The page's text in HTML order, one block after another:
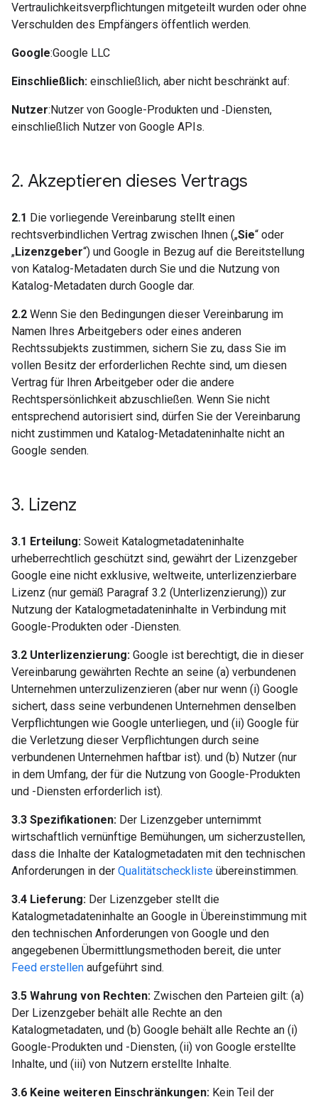
Vertraulichkeitsverpflichtungen mitgeteilt wurden oder ohne
Verschulden des Empfängers öffentlich werden.
Google:Google LLC
Einschließlich: einschließlich, aber nicht beschränkt auf:
Nutzer:Nutzer von Google-Produkten und ‐Diensten,
einschließlich Nutzer von Google APIs.
2. Akzeptieren dieses Vertrags
2.1 Die vorliegende Vereinbarung stellt einen
rechtsverbindlichen Vertrag zwischen Ihnen („Sie“ oder
„Lizenzgeber“) und Google in Bezug auf die Bereitstellung
von Katalog-Metadaten durch Sie und die Nutzung von
Katalog-Metadaten durch Google dar.
2.2 Wenn Sie den Bedingungen dieser Vereinbarung im
Namen Ihres Arbeitgebers oder eines anderen
Rechtssubjekts zustimmen, sichern Sie zu, dass Sie im
vollen Besitz der erforderlichen Rechte sind, um diesen
Vertrag für Ihren Arbeitgeber oder die andere
Rechtspersönlichkeit abzuschließen. Wenn Sie nicht
entsprechend autorisiert sind, dürfen Sie der Vereinbarung
nicht zustimmen und Katalog-Metadateninhalte nicht an
Google senden.
3. Lizenz
3.1 Erteilung: Soweit Katalogmetadateninhalte
urheberrechtlich geschützt sind, gewährt der Lizenzgeber
Google eine nicht exklusive, weltweite, unterlizenzierbare
Lizenz (nur gemäß Paragraf 3.2 (Unterlizenzierung)) zur
Nutzung der Katalogmetadateninhalte in Verbindung mit
Google-Produkten oder ‐Diensten.
3.2 Unterlizenzierung: Google ist berechtigt, die in dieser
Vereinbarung gewährten Rechte an seine (a) verbundenen
Unternehmen unterzulizenzieren (aber nur wenn (i) Google
sichert, dass seine verbundenen Unternehmen denselben
Verpflichtungen wie Google unterliegen, und (ii) Google für
die Verletzung dieser Verpflichtungen durch seine
verbundenen Unternehmen haftbar ist). und (b) Nutzer (nur
in dem Umfang, der für die Nutzung von Google-Produkten
und -Diensten erforderlich ist).
3.3 Spezifikationen: Der Lizenzgeber unternimmt
wirtschaftlich vernünftige Bemühungen, um sicherzustellen,
dass die Inhalte der Katalogmetadaten mit den technischen
Anforderungen in der Qualitätscheckliste übereinstimmen.
3.4 Lieferung: Der Lizenzgeber stellt die
Katalogmetadateninhalte an Google in Übereinstimmung mit
den technischen Anforderungen von Google und den
angegebenen Übermittlungsmethoden bereit, die unter
Feed erstellen aufgeführt sind.
3.5 Wahrung von Rechten: Zwischen den Parteien gilt: (a)
Der Lizenzgeber behält alle Rechte an den
Katalogmetadaten, und (b) Google behält alle Rechte an (i)
Google-Produkten und -Diensten, (ii) von Google erstellte
Inhalte, und (iii) von Nutzern erstellte Inhalte.
3.6 Keine weiteren Einschränkungen: Kein Teil der